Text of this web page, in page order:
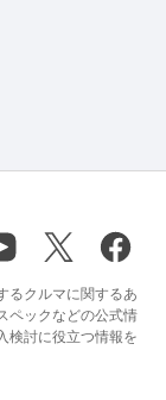
るクルマに関するあ
ペックなどの公式情
検討に役立つ情報を